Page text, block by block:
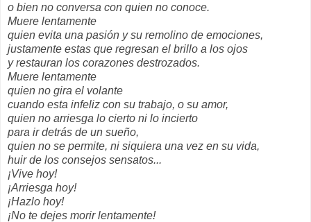
o bien no conversa con quien no conoce.
Muere lentamente
quien evita una pasión y su remolino de emociones,
justamente estas que regresan el brillo a los ojos
y restauran los corazones destrozados.
Muere lentamente
quien no gira el volante
cuando esta infeliz con su trabajo, o su amor,
quien no arriesga lo cierto ni lo incierto
para ir detrás de un sueño,
quien no se permite, ni siquiera una vez en su vida,
huir de los consejos sensatos...
¡Vive hoy!
¡Arriesga hoy!
¡Hazlo hoy!
¡No te dejes morir lentamente!